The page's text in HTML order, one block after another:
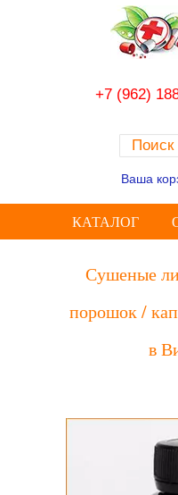
+7 (962)
Ваша
КАТАЛОГ
Сушеные
порошок /
в